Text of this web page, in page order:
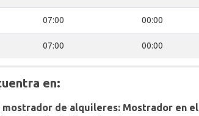
07:00 00:00
07:00 00:00
en:
mostrador de alquileres: Mostrador en el